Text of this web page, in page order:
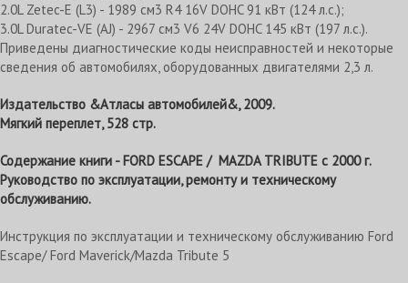
2.0L Zetec-E (L3) - 1989 см3 R4 16V DOHC 91 кВт (124 л.с.);
3.0L Duratec-VE (AJ) - 2967 см3 V6 24V DOHC 145 кВт (197 л.с.).
Приведены диагностические коды неисправностей и некоторые
сведения об автомобилях, оборудованных двигателями 2,3 л.
Издательство &Атласы автомобилей&, 2009.
Мягкий переплет, 528 стр.
Содержание книги - FORD ESCAPE / MAZDA TRIBUTE с 2000 г.
Руководство по эксплуатации, ремонту и техническому
обслуживанию.
Инструкция по эксплуатации и техническому обслуживанию Ford
Escape/ Ford Maverick/Mazda Tribute 5